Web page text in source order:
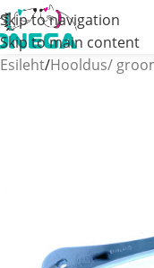
Skip to navigation
Skip to main content
Esileht/Hooldus/